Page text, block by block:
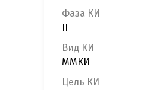
Фаза КИ
Вид КИ
ММКИ
Цель КИ